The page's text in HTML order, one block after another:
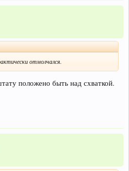
отмолчался.
положено быть над схваткой.